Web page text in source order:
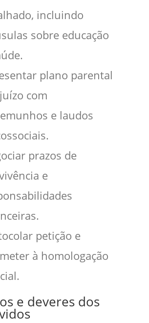
incluindo
sobre educação
plano parental
com
e laudos
prazos de
e
petição e
à homologação
e deveres dos